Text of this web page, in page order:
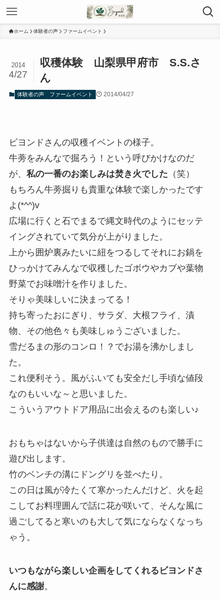
ホーム 体験者の声 ファームイベント
収穫体験 山梨県甲府市 S.S.さ
ん
2014
4/27
体験者の声 ファームイベント 2014/04/27
ビヨンドさんの収穫イベントの様子。
牛蒡をみんなで掘ろう！という呼びかけなのだ
が、 私の一番のお楽しみは焚き火でした （笑）
もちろん牛蒡掘りも貴重な体験で楽しかったです
よ(*^^)v
広場に行くと石でまるで縄文時代のようにセッテ
イングされていて気分が上がりました。
上から囲炉裏みたいに紐をつるしてそれにお鍋を
ひっかけてみんなで収穫したゴボウやカブや葉物
野菜でお味噌汁を作りました。
そりゃ美味しいに決まってる！
持ち寄ったおにぎり、サラダ、大根フライ、漬
物、その他色々も美味しゅうございました。
雪だるまの形のコンロ！？でお湯を沸かしまし
た。
これ便利そう。風がふいても安全だし手頃な値段
なのもいいな～と思いました。
こういうアウトドア用品に出会えるのも楽しい♪
おもちゃはないから子供達は自然のもので勝手に
遊び出します。
竹のベンチの溝にドングリを並べたり。
この日は風が冷たくて寒かったんだけど、火を起
こしてお料理囲んで話に花が咲いて、そんな風に
過ごしてると寒いのも大して気にならなくなっち
ゃう。
いつもながら楽しい企画をしてくれるビヨンドさ
んに感謝。